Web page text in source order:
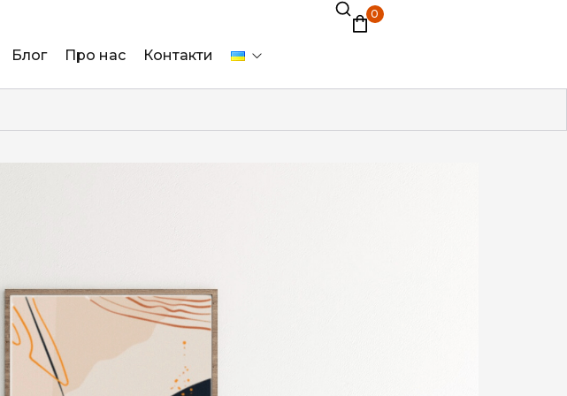
Блог Про нас Контакти
0